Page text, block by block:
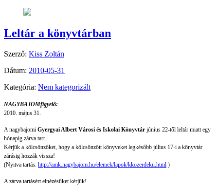
Leltár a könyvtárban
Szerző: Kiss Zoltán
Dátum: 2010-05-31
Kategória: Nem kategorizált
NAGYBAJOMfigyelő:
2010. május 31.
A nagybajomi Gyergyai Albert Városi és Iskolai Könyvtár június 22-től leltár miatt egy
hónapig zárva tart.
Kérjük a kölcsönzőket, hogy a kölcsönzött könyveket legkésőbb július 17-i a könyvtár
zárásig hozzák vissza!
(Nyitva tartás: http://amk.nagybajom.hu/elemek/lapok/kkozerdeku.html )
A zárva tartásért elnézésüket kérjük!